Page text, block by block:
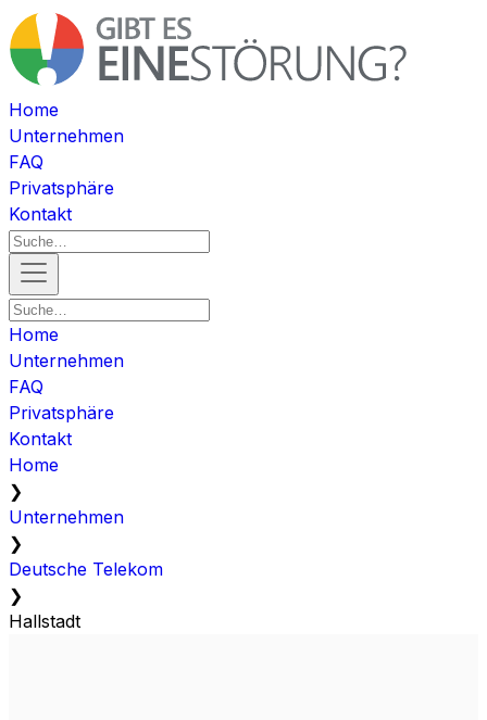
Home
Unternehmen
FAQ
Privatsphäre
Kontakt
Home
Unternehmen
FAQ
Privatsphäre
Kontakt
Home
❯
Unternehmen
❯
Deutsche Telekom
❯
Hallstadt